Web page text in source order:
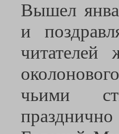
Вышел
и
читателей
чьими